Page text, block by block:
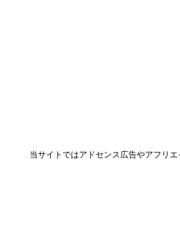
当サイトではアドセンス広告やアフリ